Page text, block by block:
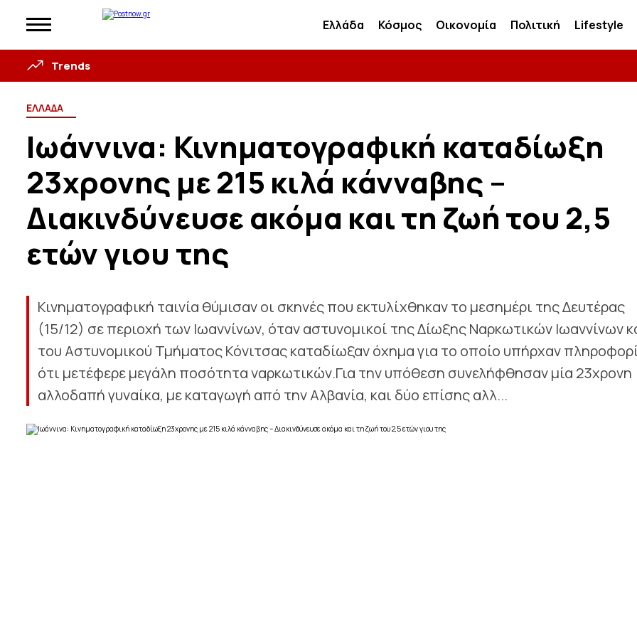
Ελλάδα Κόσμος Οικονομία Πολιτική Lifestyle
Trends
ΕΛΛΑΔΑ
Ιωάννινα: Κινηματογραφική καταδίωξη
23χρονης με 215 κιλά κάνναβης –
Διακινδύνευσε ακόμα και τη ζωή του 2,5
ετών γιου της
Κινηματογραφική ταινία θύμισαν οι σκηνές που εκτυλίχθηκαν το μεσημέρι της Δευτέρας
(15/12) σε περιοχή των Ιωαννίνων, όταν αστυνομικοί της Δίωξης Ναρκωτικών Ιωαννίνων
του Αστυνομικού Τμήματος Κόνιτσας καταδίωξαν όχημα για το οποίο υπήρχαν
ότι μετέφερε μεγάλη ποσότητα ναρκωτικών.Για την υπόθεση συνελήφθησαν μία 23χρονη
αλλοδαπή γυναίκα, με καταγωγή από την Αλβανία, και δύο επίσης αλλ...